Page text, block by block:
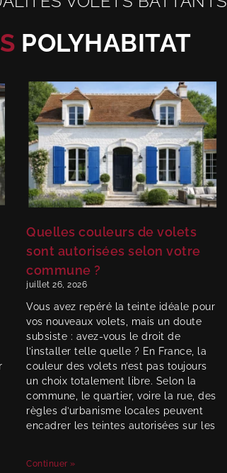
POLYHABITAT
Quelles couleurs de volets
sont autorisées selon votre
commune ?
juillet 26, 2026
Vous avez repéré la teinte idéale pour
vos nouveaux volets, mais un doute
subsiste : avez-vous le droit de
l’installer telle quelle ? En France, la
couleur des volets n’est pas toujours
un choix totalement libre. Selon la
commune, le quartier, voire la rue, des
règles d’urbanisme locales peuvent
encadrer les teintes autorisées sur les
Continuer »